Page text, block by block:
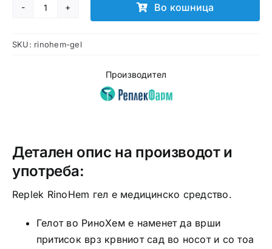
RinoHem
количина
Во кошница
SKU: rinohem-gel
Производител
Детален опис на производот и
употреба:
Replek RinoHem гел е медицинско средство.
Гелот во РиноХем е наменет да врши
притисок врз крвниот сад во носот и со тоа